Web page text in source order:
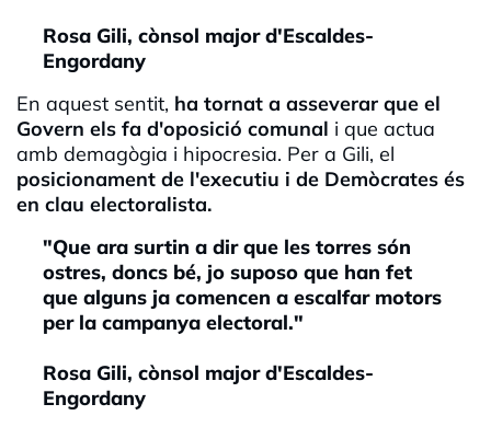
Rosa Gili, cònsol major d'Escaldes-
Engordany
En aquest sentit, ha tornat a asseverar que el
Govern els fa d'oposició comunal i que actua
amb demagògia i hipocresia. Per a Gili, el
posicionament de l'executiu i de Demòcrates és
en clau electoralista.
"Que ara surtin a dir que les torres són
ostres, doncs bé, jo suposo que han fet
que alguns ja comencen a escalfar motors
per la campanya electoral."
Rosa Gili, cònsol major d'Escaldes-
Engordany